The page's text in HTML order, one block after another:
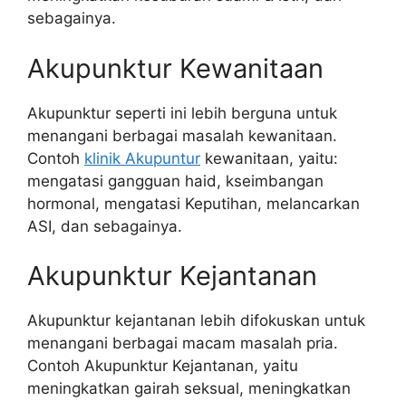
sebagainya.
Akupunktur Kewanitaan
Akupunktur seperti ini lebih berguna untuk
menangani berbagai masalah kewanitaan.
Contoh klinik Akupuntur kewanitaan, yaitu:
mengatasi gangguan haid, kseimbangan
hormonal, mengatasi Keputihan, melancarkan
ASI, dan sebagainya.
Akupunktur Kejantanan
Akupunktur kejantanan lebih difokuskan untuk
menangani berbagai macam masalah pria.
Contoh Akupunktur Kejantanan, yaitu
meningkatkan gairah seksual, meningkatkan